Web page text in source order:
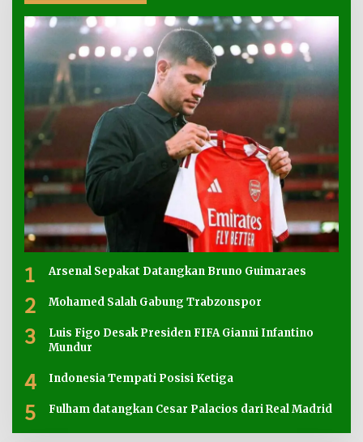
1 Arsenal Sepakat Datangkan Bruno Guimaraes
2 Mohamed Salah Gabung Trabzonspor
3
Luis Figo Desak Presiden FIFA Gianni Infantino
Mundur
4 Indonesia Tempati Posisi Ketiga
5 Fulham datangkan Cesar Palacios dari Real Madrid